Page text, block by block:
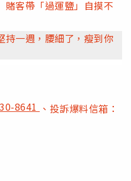
客帶「過運鹽」自摸不
持一週，腰細了，瘦到你
8641 、投訴爆料信箱：